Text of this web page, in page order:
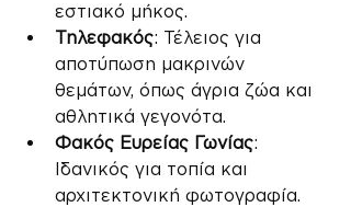
εστιακό μήκος.
Τηλεφακός: Τέλειος για
αποτύπωση μακρινών
θεμάτων, όπως άγρια ζώα και
αθλητικά γεγονότα.
Φακός Ευρείας Γωνίας:
Ιδανικός για τοπία και
αρχιτεκτονική φωτογραφία.